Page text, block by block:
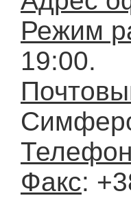
Режим
19:00.
Факс: